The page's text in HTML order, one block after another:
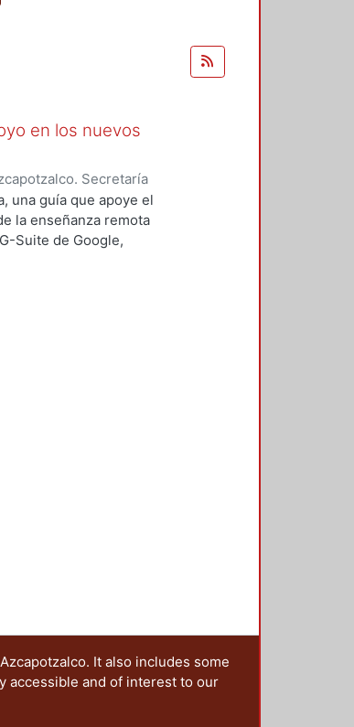
en los nuevos
Secretaría
Paola Yatzel;Puga
;Alvarado Hernández,
una guía que apoye el
la enseñanza remota
Suite de Google,
It also includes some
accessible and of interest to our